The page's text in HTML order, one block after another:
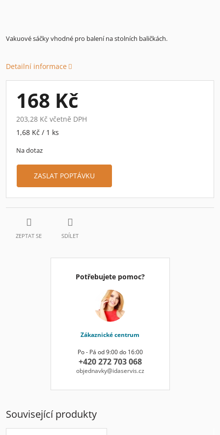
Vakuové sáčky vhodné pro balení na stolních baličkách.
Detailní informace
168 Kč
203,28 Kč včetně DPH
Měrná
1,68 Kč / 1 ks
Na dotaz
ZASLAT POPTÁVKU
ZEPTAT SE SDÍLET
Potřebujete pomoc?
Zákaznické centrum
Po - Pá od 9:00 do 16:00
+420 272 703 068
objednavky@idaservis.cz
Související produkty